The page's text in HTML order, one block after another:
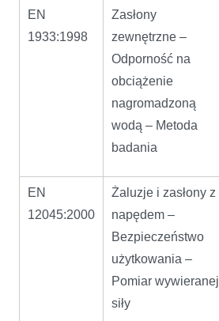
EN
1933:1998
Zasłony
zewnętrzne –
Odporność na
obciążenie
nagromadzoną
wodą – Metoda
badania
EN
12045:2000
Żaluzje i zasłony z
napędem –
Bezpieczeństwo
użytkowania –
Pomiar wywieranej
siły